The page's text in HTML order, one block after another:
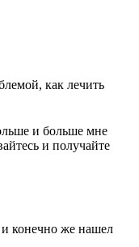
как лечить
и больше мне
и получайте
конечно же нашел